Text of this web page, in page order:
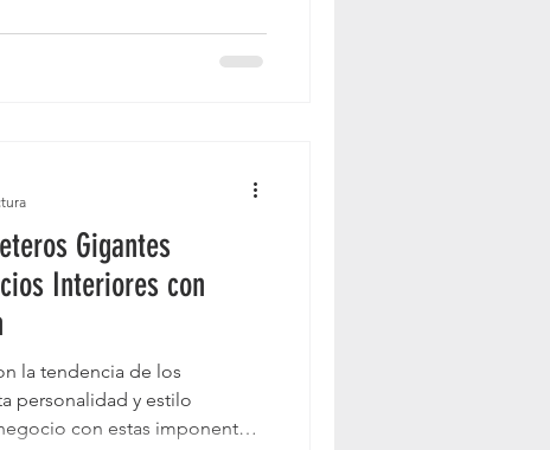
Gigantes
Interiores con
la tendencia de los
personalidad y estilo
con estas imponentes